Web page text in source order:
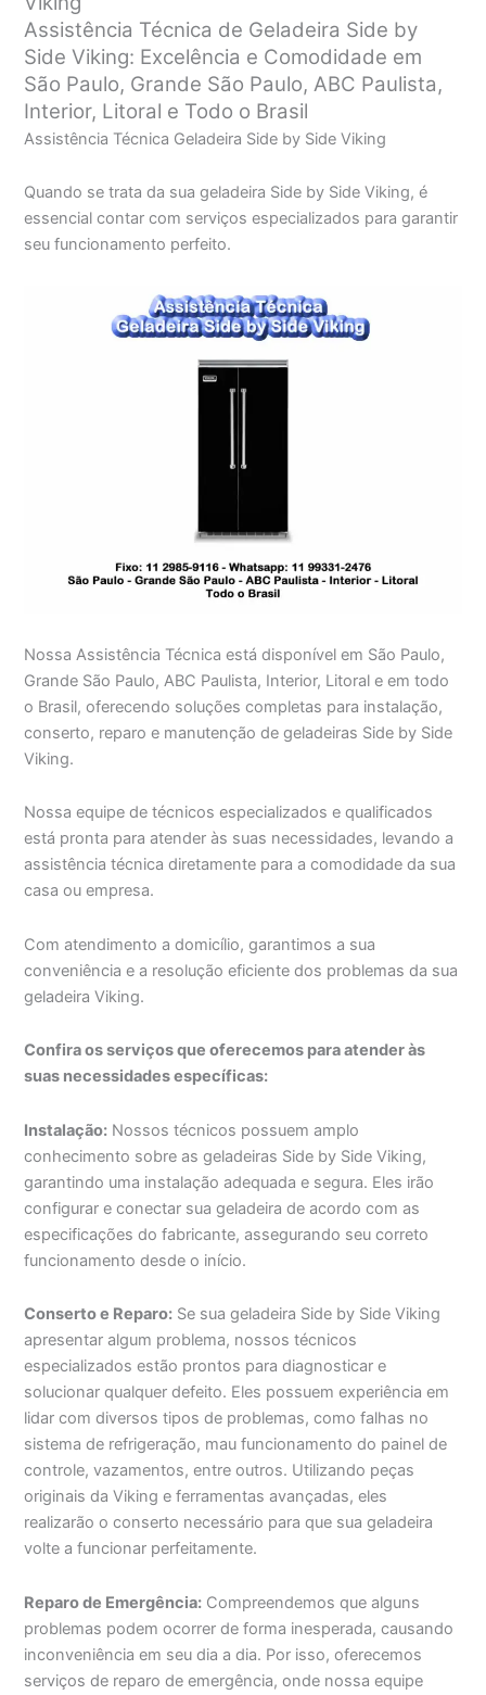
Assistência Técnica de Geladeira Side by
Side Viking: Excelência e Comodidade em
São Paulo, Grande São Paulo, ABC Paulista,
Interior, Litoral e Todo o Brasil
Assistência Técnica Geladeira Side by Side Viking
Quando se trata da sua geladeira Side by Side Viking, é
essencial contar com serviços especializados para garantir
seu funcionamento perfeito.
Nossa Assistência Técnica está disponível em São Paulo,
Grande São Paulo, ABC Paulista, Interior, Litoral e em todo
o Brasil, oferecendo soluções completas para instalação,
conserto, reparo e manutenção de geladeiras Side by Side
Viking.
Nossa equipe de técnicos especializados e qualificados
está pronta para atender às suas necessidades, levando a
assistência técnica diretamente para a comodidade da sua
casa ou empresa.
Com atendimento a domicílio, garantimos a sua
conveniência e a resolução eficiente dos problemas da sua
geladeira Viking.
Confira os serviços que oferecemos para atender às
suas necessidades específicas:
Instalação: Nossos técnicos possuem amplo
conhecimento sobre as geladeiras Side by Side Viking,
garantindo uma instalação adequada e segura. Eles irão
configurar e conectar sua geladeira de acordo com as
especificações do fabricante, assegurando seu correto
funcionamento desde o início.
Conserto e Reparo: Se sua geladeira Side by Side Viking
apresentar algum problema, nossos técnicos
especializados estão prontos para diagnosticar e
solucionar qualquer defeito. Eles possuem experiência em
lidar com diversos tipos de problemas, como falhas no
sistema de refrigeração, mau funcionamento do painel de
controle, vazamentos, entre outros. Utilizando peças
originais da Viking e ferramentas avançadas, eles
realizarão o conserto necessário para que sua geladeira
volte a funcionar perfeitamente.
Reparo de Emergência: Compreendemos que alguns
problemas podem ocorrer de forma inesperada, causando
inconveniência em seu dia a dia. Por isso, oferecemos
serviços de reparo de emergência, onde nossa equipe